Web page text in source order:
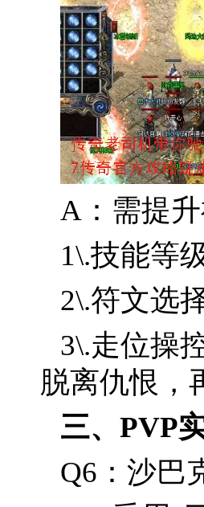
A：需提
1\.技能等
2\.符文选
3\.走位操
脱离仇恨，
三、PVP
Q6：沙巴